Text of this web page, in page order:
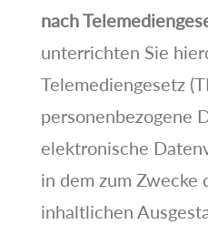
nach
unterrichten Sie
Telemediengesetz
personenbezogene
elektronische
in dem zum Zwecke
inhaltlichen